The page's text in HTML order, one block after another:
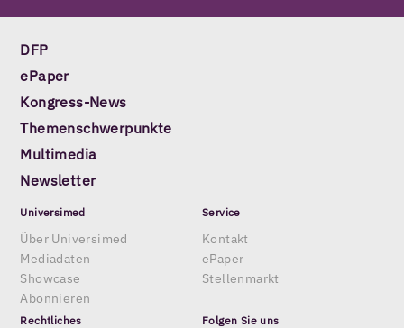
DFP
ePaper
Kongress-News
Themenschwerpunkte
Multimedia
Newsletter
Universimed
Über Universimed
Mediadaten
Showcase
Abonnieren
Service
Kontakt
ePaper
Stellenmarkt
Rechtliches Folgen Sie uns